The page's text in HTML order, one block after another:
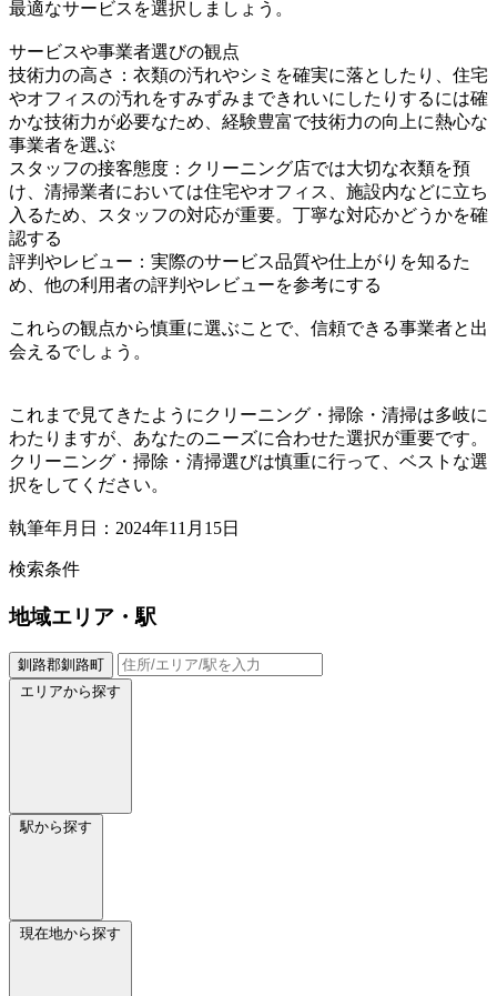
最適なサービスを選択しましょう。
サービスや事業者選びの観点
技術力の高さ：衣類の汚れやシミを確実に落としたり、住宅
やオフィスの汚れをすみずみまできれいにしたりするには確
かな技術力が必要なため、経験豊富で技術力の向上に熱心な
事業者を選ぶ
スタッフの接客態度：クリーニング店では大切な衣類を預
け、清掃業者においては住宅やオフィス、施設内などに立ち
入るため、スタッフの対応が重要。丁寧な対応かどうかを確
認する
評判やレビュー：実際のサービス品質や仕上がりを知るた
め、他の利用者の評判やレビューを参考にする
これらの観点から慎重に選ぶことで、信頼できる事業者と出
会えるでしょう。
これまで見てきたようにクリーニング・掃除・清掃は多岐に
わたりますが、あなたのニーズに合わせた選択が重要です。
クリーニング・掃除・清掃選びは慎重に行って、ベストな選
択をしてください。
執筆年月日：2024年11月15日
検索条件
地域エリア・駅
釧路郡釧路町
エリアから探す
駅から探す
現在地から探す